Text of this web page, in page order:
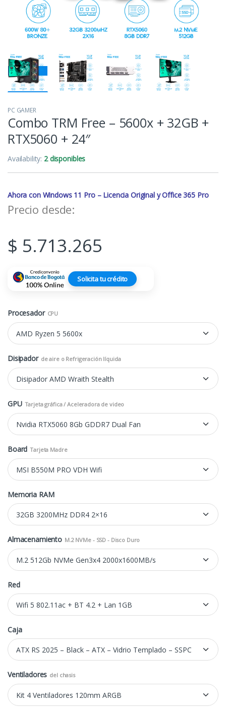
PC GAMER
Combo TRM Free – 5600x + 32GB +
RTX5060 + 24″
Availability: 2 disponibles
Ahora con Windows 11 Pro – Licencia Original y Office 365 Pro
Precio desde:
$ 5.713.265
Solicita tu crédito
Procesador CPU
Disipador de aire o Refrigeración líquida
GPU Tarjeta gráfica / Aceleradora de video
Board Tarjeta Madre
Memoria RAM
Almacenamiento M.2 NVMe - SSD - Disco Duro
Red
Caja
Ventiladores del chasis